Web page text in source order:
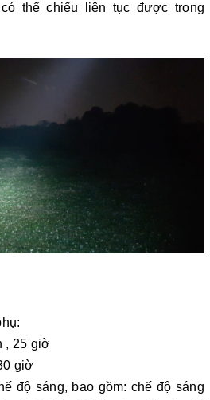
thể chiếu liên tục được trong
, 25 giờ
giờ
độ sáng, bao gồm: chế độ sáng